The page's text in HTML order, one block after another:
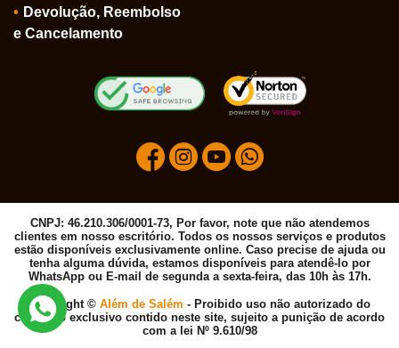
Devolução, Reembolso
e Cancelamento
CNPJ: 46.210.306/0001-73, Por favor, note que não atendemos
clientes em nosso escritório. Todos os nossos serviços e produtos
estão disponíveis exclusivamente online. Caso precise de ajuda ou
tenha alguma dúvida, estamos disponíveis para atendê-lo por
WhatsApp ou E-mail de segunda a sexta-feira, das 10h às 17h.
Copyright © Além de Salém - Proibido uso não autorizado do
conteúdo exclusivo contido neste site, sujeito a punição de acordo
com a lei Nº 9.610/98